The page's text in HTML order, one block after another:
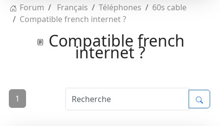
Forum Français Téléphones
60s cable
Compatible french internet ?
Compatible french
internet ?
1